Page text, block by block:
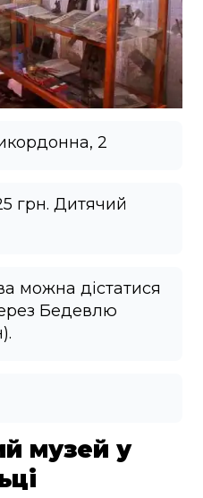
2
грн. Дитячий
можна дістатися
Бедевлю
музей у